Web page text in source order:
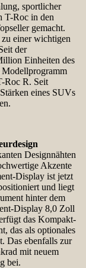
sportlicher
T-Roc in den
gemacht.
einer wichtigen
der
Einheiten des
Roc R. Seit
eines SUVs
Designnähten
Akzente
Display ist jetzt
und liegt
hinter dem
Display 8,0 Zoll
das Kompakt-
das als optionales
Das ebenfalls zur
mit neuem
bei.